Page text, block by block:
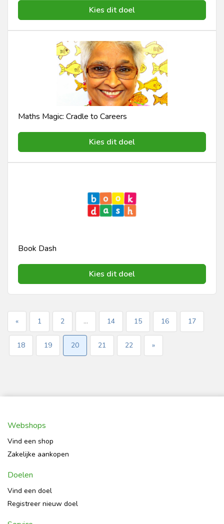
Kies dit doel
Maths Magic: Cradle to Careers
Kies dit doel
Book Dash
Kies dit doel
« 1 2 ... 14 15 16 17
18 19 20 21 22 »
Webshops
Vind een shop
Zakelijke aankopen
Doelen
Vind een doel
Registreer nieuw doel